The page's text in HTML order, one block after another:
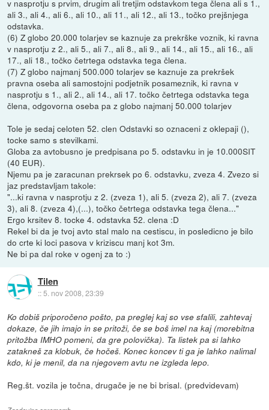
v nasprotju s prvim, drugim ali tretjim odstavkom tega člena ali s 1.,
ali 3., ali 4., ali 6., ali 10., ali 11., ali 12., ali 13., točko prejšnjega
odstavka.
(6) Z globo 20.000 tolarjev se kaznuje za prekrške voznik, ki ravna
v nasprotju z 2., ali 5., ali 7., ali 8., ali 9., ali 14., ali 15., ali 16., ali
17., ali 18., točko četrtega odstavka tega člena.
(7) Z globo najmanj 500.000 tolarjev se kaznuje za prekršek
pravna oseba ali samostojni podjetnik posameznik, ki ravna v
nasprotju s 1., ali 2., ali 14., ali 17. točko četrtega odstavka tega
člena, odgovorna oseba pa z globo najmanj 50.000 tolarjev
Tole je sedaj celoten 52. clen Odstavki so oznaceni z oklepaji (),
tocke samo s stevilkami.
Globa za avtobusno je predpisana po 5. odstavku in je 10.000SIT
(40 EUR).
Njemu pa je zaracunan prekrsek po 6. odstavku, zveza 4. Zvezo si
jaz predstavljam takole:
"...ki ravna v nasprotju z 2. (zveza 1), ali 5. (zveza 2), ali 7. (zveza
3), ali 8. (zveza 4),(...), točko četrtega odstavka tega člena..."
Ergo krsitev 8. tocke 4. odstavka 52. clena :D
Rekel bi da je tvoj avto stal malo na cestiscu, in posledicno je bilo
do crte ki loci pasova v kriziscu manj kot 3m.
Ne bi pa dal roke v ogenj za to :)
Tilen
::5. nov 2008, 23:39
Ko dobiš priporočeno pošto, pa preglej kaj so vse sfalili, zahtevaj
dokaze, če jih imajo in se pritoži, če se boš imel na kaj (morebitna
pritožba IMHO pomeni, da gre polovička). Ta listek pa si lahko
zatakneš za klobuk, če hočeš. Konec koncev ti ga je lahko nalimal
kdo, ki je menil, da na njegovem avtu ne izgleda lepo.
Reg.št. vozila je točna, drugače je ne bi brisal. (predvidevam)